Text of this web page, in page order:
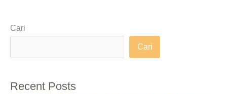
Cari
Cari
Recent Posts